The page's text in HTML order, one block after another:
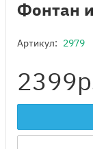
Фонтан
Артикул: 2979
2399